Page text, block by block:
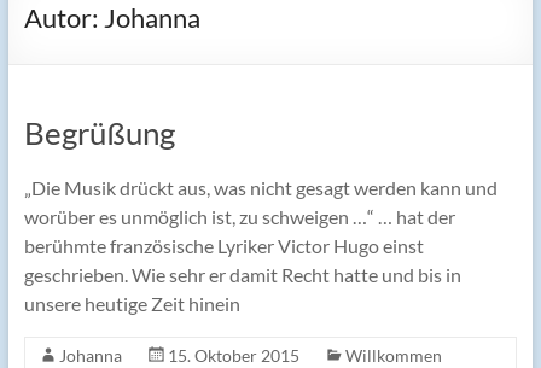
Autor: Johanna
Begrüßung
„Die Musik drückt aus, was nicht gesagt werden kann und
worüber es unmöglich ist, zu schweigen …“ … hat der
berühmte französische Lyriker Victor Hugo einst
geschrieben. Wie sehr er damit Recht hatte und bis in
unsere heutige Zeit hinein
Johanna 15. Oktober 2015
Willkommen